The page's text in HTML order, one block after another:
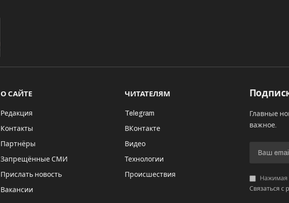
О САЙТЕ
Редакция
Контакты
Партнёры
Запрещённые СМИ
Прислать новость
Вакансии
ЧИТАТЕЛЯМ
Telegram
ВКонтакте
Видео
Технологии
Происшествия
Главные
важное.
Нажимая
Связаться с